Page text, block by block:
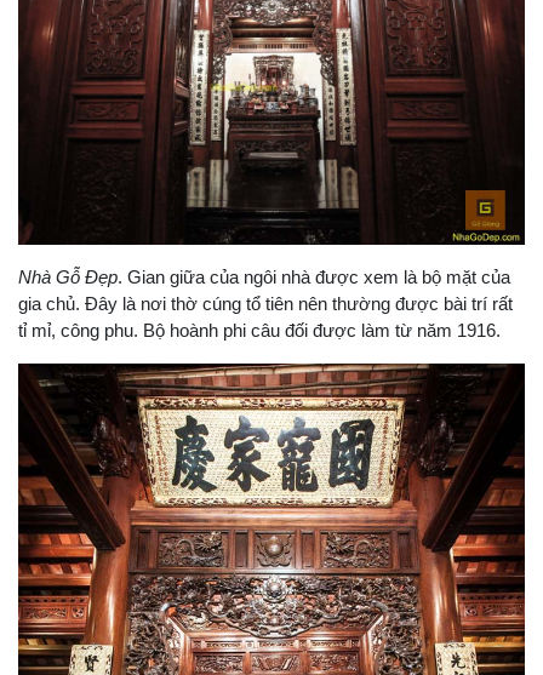
Nhà Gỗ Đẹp. Gian giữa của ngôi nhà được xem là bộ mặt của
gia chủ. Đây là nơi thờ cúng tổ tiên nên thường được bài trí rất
tỉ mỉ, công phu. Bộ hoành phi câu đối được làm từ năm 1916.